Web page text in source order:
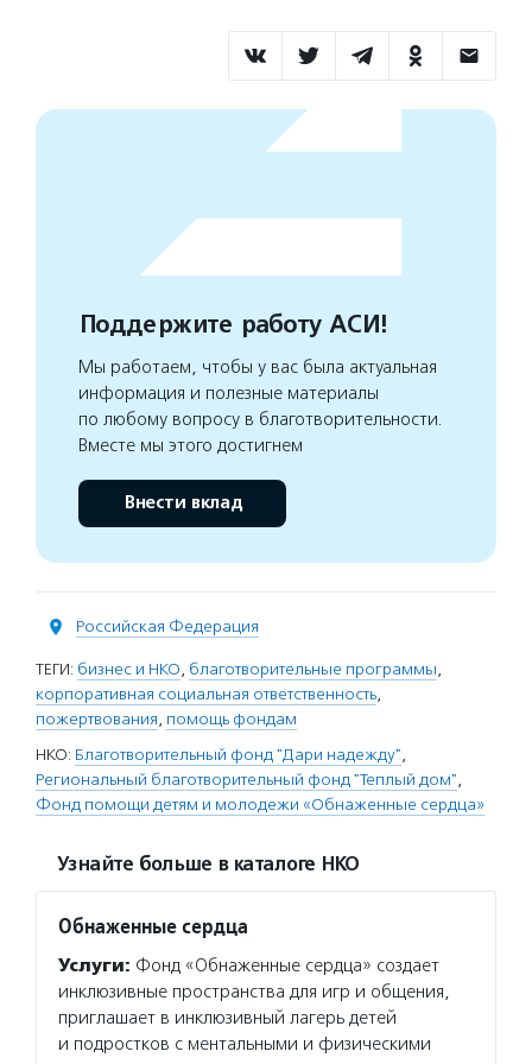
Поддержите работу АСИ!
Мы работаем, чтобы у вас была актуальная
информация и полезные материалы
по любому вопросу в благотворительности.
Вместе мы этого достигнем
Внести вклад
Российская Федерация
ТЕГИ: бизнес и НКО, благотворительные программы,
корпоративная социальная ответственность,
пожертвования, помощь фондам
НКО: Благотворительный фонд "Дари надежду",
Региональный благотворительный фонд "Теплый дом",
Фонд помощи детям и молодежи «Обнаженные сердца»
Узнайте больше в каталоге НКО
Обнаженные сердца
Услуги: Фонд «Обнаженные сердца» создает
инклюзивные пространства для игр и общения,
приглашает в инклюзивный лагерь детей
и подростков с ментальными и физическими